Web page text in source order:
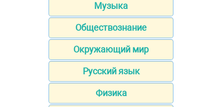
Музыка
Обществознание
Окружающий мир
Русский язык
Физика